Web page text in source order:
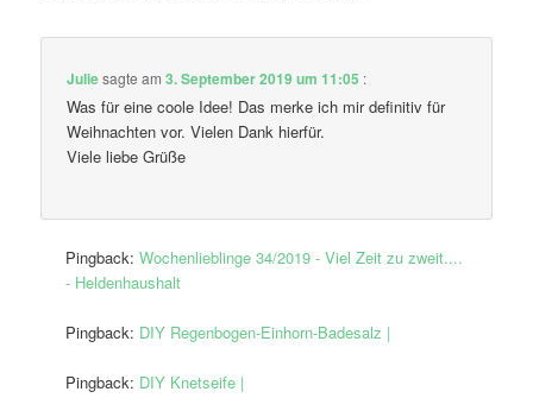
Juliesagte am3. September 2019 um 11:05 :
Was für eine coole Idee! Das merke ich mir definitiv für
Weihnachten vor. Vielen Dank hierfür.
Viele liebe Grüße
Pingback:Wochenlieblinge 34/2019 - Viel Zeit zu zweit....
- Heldenhaushalt
Pingback: DIY Regenbogen-Einhorn-Badesalz |
Pingback: DIY Knetseife |